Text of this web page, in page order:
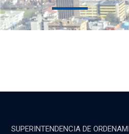
SUPERINTENDENCIA DE